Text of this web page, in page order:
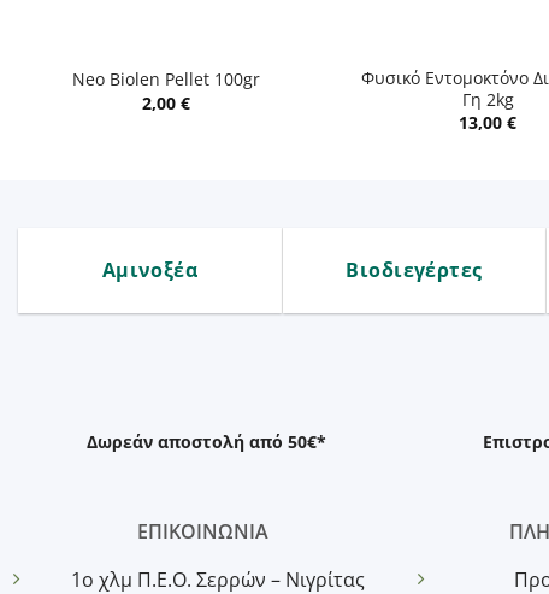
Neo Biolen Pellet 100gr
2,00€
Φυσικό Εντομοκτόνο
Γη 2kg
13,00€
Αμινοξέα Βιοδιεγέρτες
Δωρεάν αποστολή από 50€*
ΕΠΙΚΟΙΝΩΝΙΑ
1o χλμ Π.Ε.Ο. Σερρών – Νιγρίτας